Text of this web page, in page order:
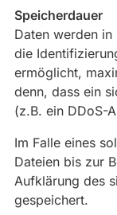
Speicherdauer
Daten werden
die
ermöglicht,
denn, dass ein
(z.B. ein DDoS-
Im Falle eines
Dateien bis zur
Aufklärung des
gespeichert.